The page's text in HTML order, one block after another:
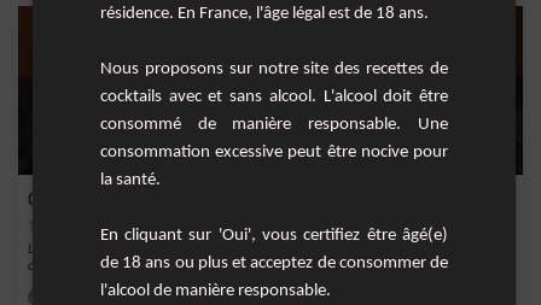
Café Latte Oreo
Laissez-vous tenter par cette recette irrésistible de Café Latte Oreo, une boisson
chau...
résidence. En France, l'âge légal est de 18 ans.
Nous proposons sur notre site des recettes de
cocktails avec et sans alcool. L'alcool doit être
consommé de manière responsable. Une
consommation excessive peut être nocive pour
la santé.
En cliquant sur 'Oui', vous certifiez être âgé(e)
de 18 ans ou plus et acceptez de consommer de
l'alcool de manière responsable.